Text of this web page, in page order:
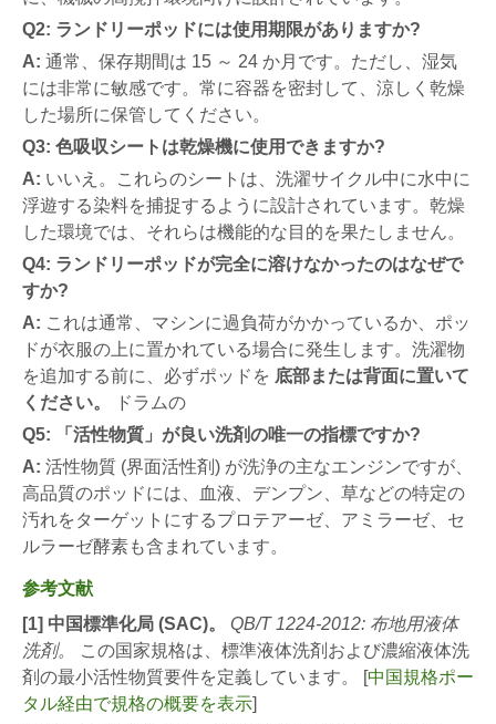
Q2: ランドリーポッドには使用期限がありますか?
A: 通常、保存期間は 15 ～ 24 か月です。ただし、湿気
には非常に敏感です。常に容器を密封して、涼しく乾燥
した場所に保管してください。
Q3: 色吸収シートは乾燥機に使用できますか?
A: いいえ。これらのシートは、洗濯サイクル中に水中に
浮遊する染料を捕捉するように設計されています。乾燥
した環境では、それらは機能的な目的を果たしません。
Q4: ランドリーポッドが完全に溶けなかったのはなぜで
すか?
A: これは通常、マシンに過負荷がかかっているか、ポッ
ドが衣服の上に置かれている場合に発生します。洗濯物
を追加する前に、必ずポッドを 底部または背面に置いて
ください。
ドラムの
Q5: 「活性物質」が良い洗剤の唯一の指標ですか?
A: 活性物質 (界面活性剤) が洗浄の主なエンジンですが、
高品質のポッドには、血液、デンプン、草などの特定の
汚れをターゲットにするプロテアーゼ、アミラーゼ、セ
ルラーゼ酵素も含まれています。
参考文献
[1] 中国標準化局 (SAC)。 QB/T 1224-2012: 布地用液体
洗剤。
この国家規格は、標準液体洗剤および濃縮液体洗
剤の最小活性物質要件を定義しています。 [中国規格ポー
タル経由で規格の概要を表示]